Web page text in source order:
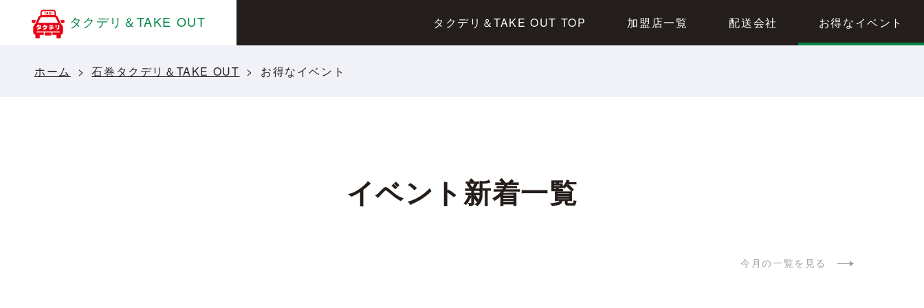
タクデリ＆TAKE OUT タクデリ＆TAKE OUT TOP 加盟店一覧 配送会社 お得なイベント
ホーム 石巻タクデリ＆TAKE OUT お得なイベント
イベント新着一覧
今月の一覧を見る